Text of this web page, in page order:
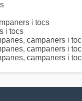
i tocs
i tocs
campaners i
campaners i
campaners i